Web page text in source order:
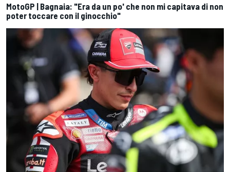
MotoGP | Bagnaia: "Era da un po' che non mi capitava di non
poter toccare con il ginocchio"